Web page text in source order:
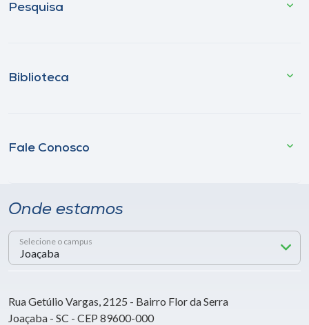
Pesquisa
Biblioteca
Fale Conosco
Onde estamos
Selecione o campus
Rua Getúlio Vargas, 2125 - Bairro Flor da Serra
Joaçaba - SC - CEP 89600-000